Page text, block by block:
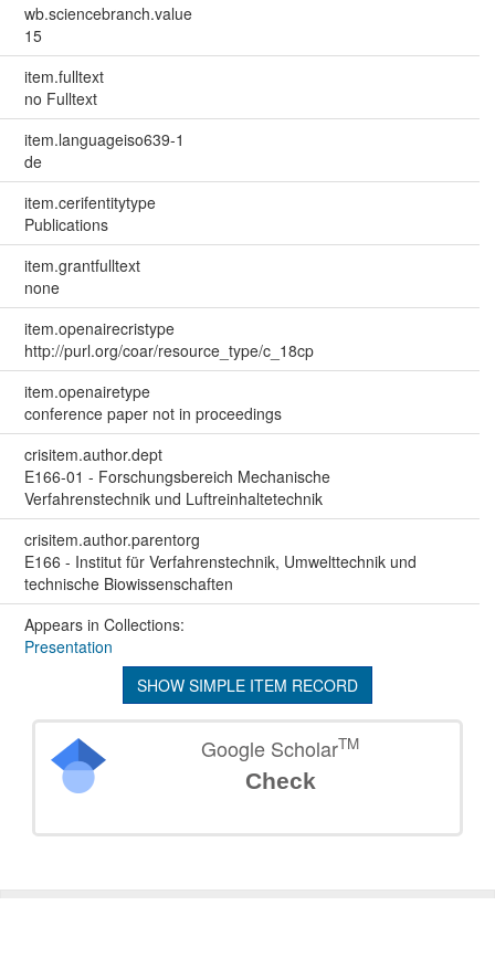
wb.sciencebranch.value
15
item.fulltext
no Fulltext
item.languageiso639-1
de
item.cerifentitytype
Publications
item.grantfulltext
none
item.openairecristype
http://purl.org/coar/resource_type/c_18cp
item.openairetype
conference paper not in proceedings
crisitem.author.dept
E166-01 - Forschungsbereich Mechanische
Verfahrenstechnik und Luftreinhaltetechnik
crisitem.author.parentorg
E166 - Institut für Verfahrenstechnik, Umwelttechnik und
technische Biowissenschaften
Appears in Collections:
Presentation
SHOW SIMPLE ITEM RECORD
Google ScholarTM
Check